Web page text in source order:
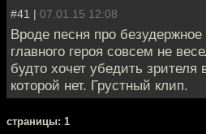
#41 | 07.01.15 12:08
Вроде песня про
главного героя совсем не
будто хочет убедить
которой нет. Грустный клип.
cтраницы: 1